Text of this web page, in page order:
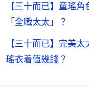
【三十而已】童瑤
「全職太太」？
【三十而已】完美
瑤衣着值幾錢？